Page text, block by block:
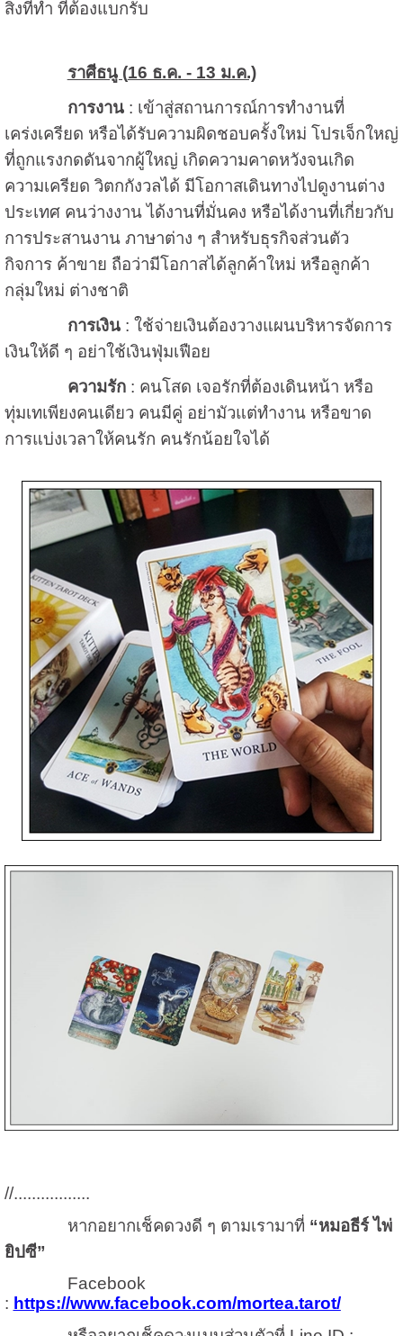
สิ่งที่ทำ ที่ต้องแบกรับ
ราศีธนู (16 ธ.ค. - 13 ม.ค.)
การงาน: เข้าสู่สถานการณ์การทำงานที่
เคร่งเครียด หรือได้รับความผิดชอบครั้งใหม่ โปรเจ็กใหญ่
ที่ถูกแรงกดดันจากผู้ใหญ่ เกิดความคาดหวังจนเกิด
ความเครียด วิตกกังวลได้ มีโอกาสเดินทางไปดูงานต่าง
ประเทศ คนว่างงาน ได้งานที่มั่นคง หรือได้งานที่เกี่ยวกับ
การประสานงาน ภาษาต่าง ๆ สำหรับธุรกิจส่วนตัว
กิจการ ค้าขาย ถือว่ามีโอกาสได้ลูกค้าใหม่ หรือลูกค้า
กลุ่มใหม่ ต่างชาติ
การเงิน: ใช้จ่ายเงินต้องวางแผนบริหารจัดการ
เงินให้ดี ๆ อย่าใช้เงินฟุ่มเฟือย
ความรัก: คนโสด เจอรักที่ต้องเดินหน้า หรือ
ทุ่มเทเพียงคนเดียว คนมีคู่ อย่ามัวแต่ทำงาน หรือขาด
การแบ่งเวลาให้คนรัก คนรักน้อยใจได้
//.................
หากอยากเช็คดวงดี ๆ ตามเรามาที่ “หมอธีร์ ไพ่
ยิปซี”
Facebook
: https://www.facebook.com/mortea.tarot/